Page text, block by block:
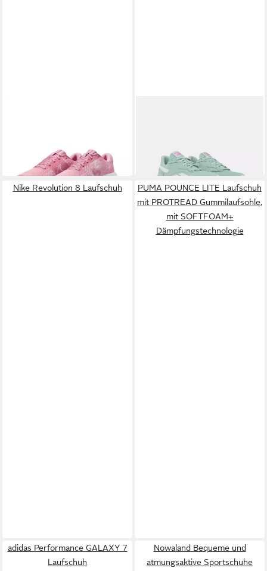
Nike Revolution 8 Laufschuh
PUMA POUNCE LITE Laufschuh
mit PROTREAD Gummilaufsohle,
mit SOFTFOAM+
Dämpfungstechnologie
adidas Performance GALAXY 7
Laufschuh
Nowaland Bequeme und
atmungsaktive Sportschuhe